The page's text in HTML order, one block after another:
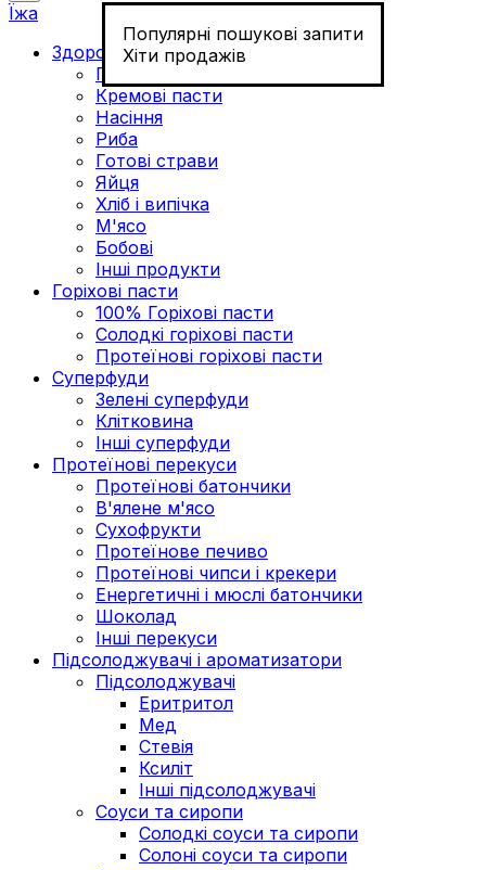
Популярні пошукові запити
Хіти продажів
Їжа
Здорове харчування
Горіхи
Кремові пасти
Насіння
Риба
Готові страви
Яйця
Хліб і випічка
М'ясо
Бобові
Інші продукти
Горіхові пасти
100% Горіхові пасти
Солодкі горіхові пасти
Протеїнові горіхові пасти
Суперфуди
Зелені суперфуди
Клітковина
Інші суперфуди
Протеїнові перекуси
Протеїнові батончики
В'ялене м'ясо
Сухофрукти
Протеїнове печиво
Протеїнові чипси і крекери
Енергетичні і мюслі батончики
Шоколад
Інші перекуси
Підсолоджувачі і ароматизатори
Підсолоджувачі
Еритритол
Мед
Стевія
Ксиліт
Інші підсолоджувачі
Соуси та сиропи
Солодкі соуси та сиропи
Солоні соуси та сиропи